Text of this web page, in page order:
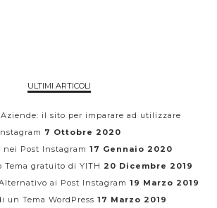
ULTIMI ARTICOLI
il sito per imparare ad utilizzare
7 Ottobre 2020
Post Instagram 17 Gennaio 2020
Tema gratuito di YITH 20 Dicembre 2019
ai Post Instagram 19 Marzo 2019
un Tema WordPress 17 Marzo 2019